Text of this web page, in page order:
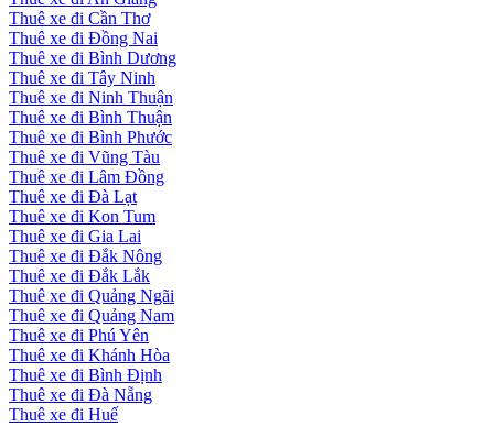
Thuê xe đi Cần Thơ
Thuê xe đi Đồng Nai
Thuê xe đi Bình Dương
Thuê xe đi Tây Ninh
Thuê xe đi Ninh Thuận
Thuê xe đi Bình Thuận
Thuê xe đi Bình Phước
Thuê xe đi Vũng Tàu
Thuê xe đi Lâm Đồng
Thuê xe đi Đà Lạt
Thuê xe đi Kon Tum
Thuê xe đi Gia Lai
Thuê xe đi Đắk Nông
Thuê xe đi Đắk Lắk
Thuê xe đi Quảng Ngãi
Thuê xe đi Quảng Nam
Thuê xe đi Phú Yên
Thuê xe đi Khánh Hòa
Thuê xe đi Bình Định
Thuê xe đi Đà Nẵng
Thuê xe đi Huế